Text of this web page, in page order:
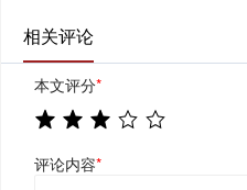
相关评论
本文评分*
评论内容*